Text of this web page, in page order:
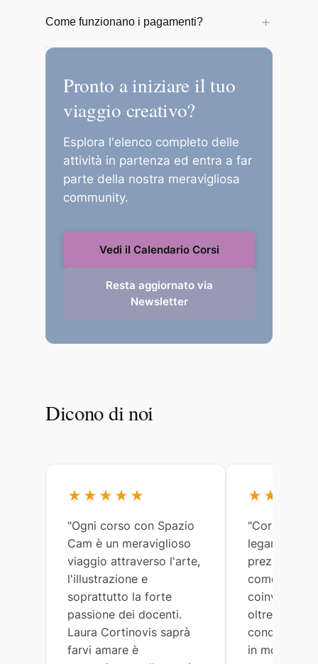
dalla data di inizio del corso.
Come funzionano i pagamenti? ＋
Puoi pagare in totale sicurezza tramite
Bancario.
Pronto a iniziare il tuo
viaggio creativo?
Esplora l'elenco completo delle
attività in partenza ed entra a far
parte della nostra meravigliosa
community.
Vedi il Calendario Corsi
Resta aggiornato via
Newsletter
Dicono di noi
★★★★★
"Ogni corso con Spazio
Cam è un meraviglioso
viaggio attraverso l'arte,
l'illustrazione e
soprattutto la forte
passione dei docenti.
Laura Cortinovis saprà
farvi amare è
"Corsi
legami
preziosi.
come tutti
coinvolti,
oltremodo
in modo